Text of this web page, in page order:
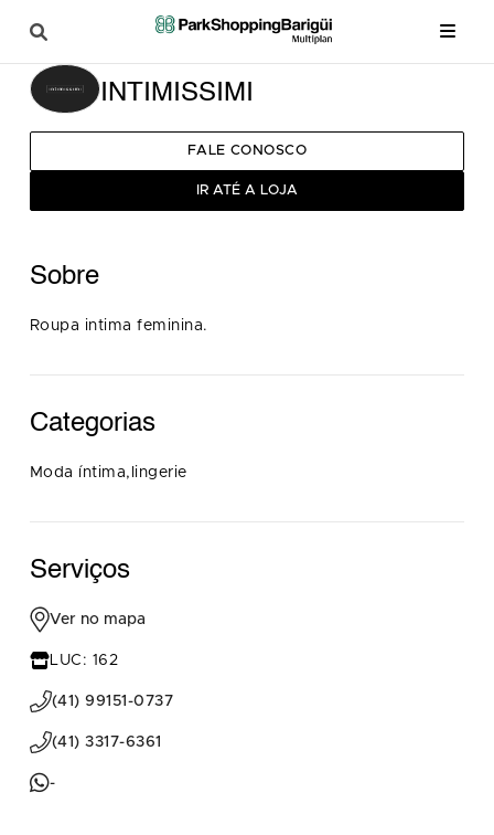
INTIMISSIMI
FALE CONOSCO
IR ATÉ A LOJA
Sobre
Roupa intima feminina.
Categorias
Moda íntima,lingerie
Serviços
Ver no mapa
LUC: 162
(41) 99151-0737
(41) 3317-6361
-